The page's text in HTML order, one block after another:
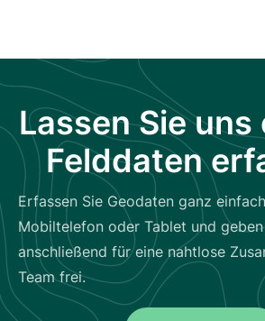
Lassen Sie uns
Felddaten
Erfassen Sie Geodaten ganz
Mobiltelefon oder Tablet und
anschließend für eine nahtlose
Team frei.